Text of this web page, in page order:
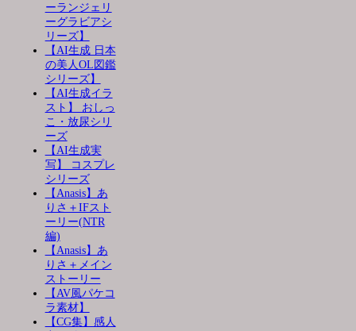
ーランジェリ
ーグラビアシ
リーズ】
【AI生成 日本
の美人OL図鑑
シリーズ】
【AI生成イラ
スト】 おしっ
こ・放尿シリ
ーズ
【AI生成実
写】 コスプレ
シリーズ
【Anasis】あ
りさ＋IFスト
ーリー(NTR
編)
【Anasis】あ
りさ＋メイン
ストーリー
【AV風パケコ
ラ素材】
【CG集】感人